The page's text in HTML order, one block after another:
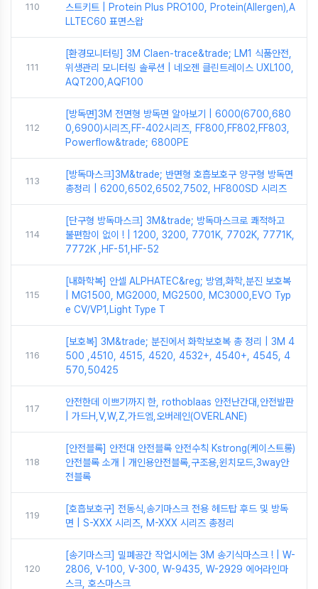
110
스트키트 | Protein Plus PRO100, Protein(Allergen),A
LLTEC60 표면스왑
111
[환경모니터링] 3M Claen-trace&trade; LM1 식품안전,
위생관리 모니터링 솔루션 | 네오젠 클린트레이스 UXL100,
AQT200,AQF100
112
[방독면]3M 전면형 방독면 알아보기 | 6000(6700,680
0,6900)시리즈,FF-402시리즈, FF800,FF802,FF803,
Powerflow&trade; 6800PE
113
[방독마스크]3M&trade; 반면형 호흡보호구 양구형 방독면
총정리 | 6200,6502,6502,7502, HF800SD 시리즈
114
[단구형 방독마스크] 3M&trade; 방독마스크로 쾌적하고
불편함이 없이 ! | 1200, 3200, 7701K, 7702K, 7771K,
7772K ,HF-51,HF-52
115
[내화학복] 안셀 ALPHATEC&reg; 방염,화학,분진 보호복
| MG1500, MG2000, MG2500, MC3000,EVO Typ
e CV/VP1,Light Type T
116
[보호복] 3M&trade; 분진에서 화학보호복 총 정리 | 3M 4
500 ,4510, 4515, 4520, 4532+, 4540+, 4545, 4
570,50425
117
안전한데 이쁘기까지 한, rothoblaas 안전난간대,안전발판
| 가드H,V,W,Z,가드엠,오버레인(OVERLANE)
118
[안전블록] 안전대 안전블록 안전수칙 Kstrong(케이스트롱)
안전블록 소개 | 개인용안전블록,구조용,윈치모드,3way안
전블록
119
[호흡보호구] 전동식,송기마스크 전용 헤드탑 후드 및 방독
면 | S-XXX 시리즈, M-XXX 시리즈 총정리
120
[송기마스크] 밀폐공간 작업시에는 3M 송기식마스크 ! | W-
2806, V-100, V-300, W-9435, W-2929 에어라인마
스크, 호스마스크